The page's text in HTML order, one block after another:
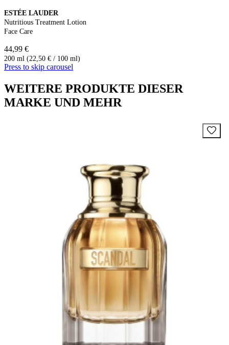
ESTÉE LAUDER
Nutritious Treatment Lotion
Face Care
44,99 €
200 ml (22,50 € / 100 ml)
Press to skip carousel
WEITERE PRODUKTE DIESER
MARKE UND MEHR